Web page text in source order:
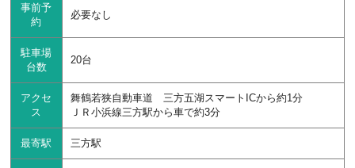
事前予
約
必要なし
駐車場
台数
20台
アクセ
ス
舞鶴若狭自動車道 三方五湖スマートICから約1分
ＪＲ小浜線三方駅から車で約3分
最寄駅 三方駅